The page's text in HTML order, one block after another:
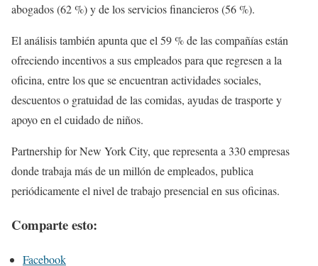
abogados (62 %) y de los servicios financieros (56 %).
El análisis también apunta que el 59 % de las compañías están
ofreciendo incentivos a sus empleados para que regresen a la
oficina, entre los que se encuentran actividades sociales,
descuentos o gratuidad de las comidas, ayudas de trasporte y
apoyo en el cuidado de niños.
Partnership for New York City, que representa a 330 empresas
donde trabaja más de un millón de empleados, publica
periódicamente el nivel de trabajo presencial en sus oficinas.
Comparte esto:
Facebook